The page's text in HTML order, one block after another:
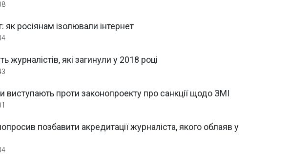
як росіянам ізолювали інтернет
журналістів, які загинули у 2018 році
виступають проти законопроекту про санкції щодо ЗМІ
позбавити акредитації журналіста, якого облаяв у